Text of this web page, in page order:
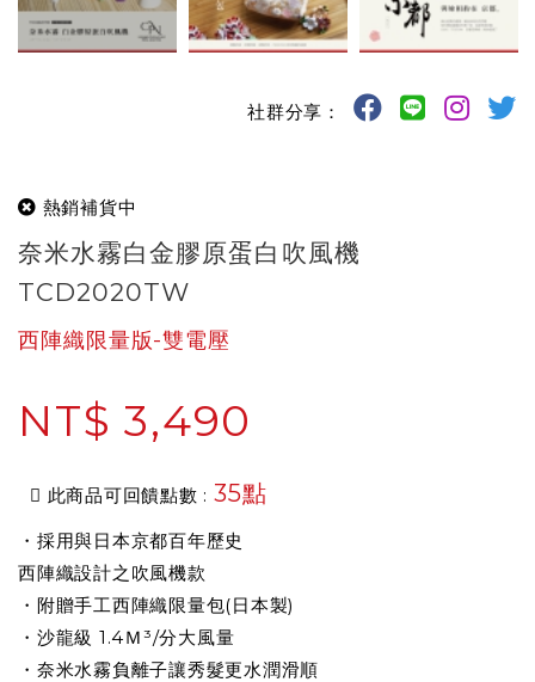
社群分享：
熱銷補貨中
奈米水霧白金膠原蛋白吹風機
TCD2020TW
西陣織限量版-雙電壓
NT$ 3,490
此商品可回饋點數 : 35點
・採用與日本京都百年歷史
西陣織設計之吹風機款
・附贈手工西陣織限量包(日本製)
・沙龍級 1.4Ｍ³/分大風量
・奈米水霧負離子讓秀髮更水潤滑順